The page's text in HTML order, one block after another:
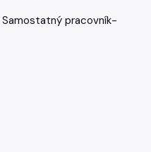
Samostatný pracovník-